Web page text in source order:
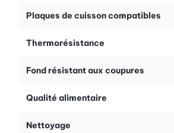
Plaques de cuisson compatibles
Thermorésistance
Fond résistant aux coupures
Qualité alimentaire
Nettoyage